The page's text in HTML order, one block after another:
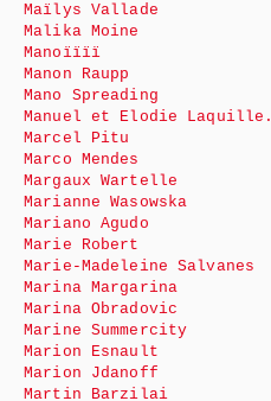
Maïlys Vallade
Malika Moine
Manoïïïï
Manon Raupp
Mano Spreading
Manuel et Elodie Laquille.
Marcel Pitu
Marco Mendes
Margaux Wartelle
Marianne Wasowska
Mariano Agudo
Marie Robert
Marie-Madeleine Salvanes
Marina Margarina
Marina Obradovic
Marine Summercity
Marion Esnault
Marion Jdanoff
Martin Barzilai